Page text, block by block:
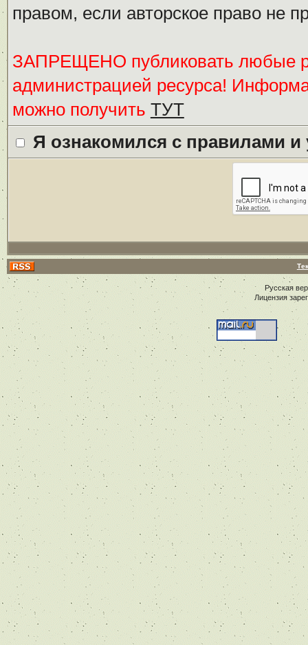
правом, если авторское право не
ЗАПРЕЩЕНО публиковать любые
администрацией ресурса!
можно получить ТУТ
Я ознакомился с правилами
Русская
Лицензия